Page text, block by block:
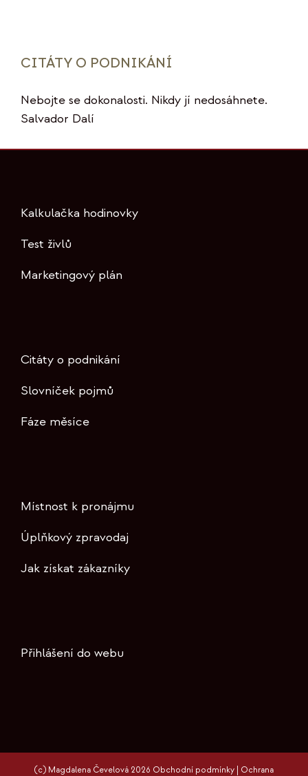
CITÁTY O PODNIKÁNÍ
Nebojte se dokonalosti. Nikdy jí nedosáhnete.
Salvador Dalí
Kalkulačka hodinovky
Test živlů
Marketingový plán
Citáty o podnikání
Slovníček pojmů
Fáze měsíce
Místnost k pronájmu
Úplňkový zpravodaj
Jak získat zákazníky
Přihlášení do webu
(c) Magdalena Čevelová 2026 Obchodní podmínky Ochrana